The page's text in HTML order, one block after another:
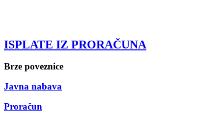
ISPLATE IZ PRORAČUNA
Brze poveznice
Javna nabava
Proračun